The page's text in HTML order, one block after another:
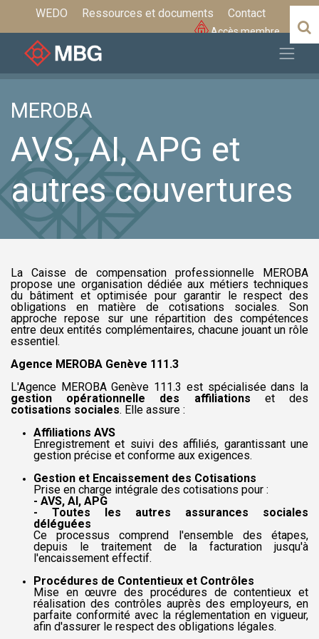
WEDO Ressources et documents Contact
Accès membre
MEROBA
AVS, AI, APG et
autres couvertures
La Caisse de compensation professionnelle MEROBA
propose une organisation dédiée aux métiers techniques
du bâtiment et optimisée pour garantir le respect des
obligations en matière de cotisations sociales. Son
approche repose sur une répartition des compétences
entre deux entités complémentaires, chacune jouant un rôle
essentiel.
Agence MEROBA Genève 111.3
L'Agence MEROBA Genève 111.3 est spécialisée dans la
gestion opérationnelle des affiliations et des
cotisations sociales. Elle assure :
Affiliations AVS
Enregistrement et suivi des affiliés, garantissant une
gestion précise et conforme aux exigences.
Gestion et Encaissement des Cotisations
Prise en charge intégrale des cotisations pour :
- AVS, AI, APG
- Toutes les autres assurances sociales
déléguées
Ce processus comprend l'ensemble des étapes,
depuis le traitement de la facturation jusqu'à
l'encaissement effectif.
Procédures de Contentieux et Contrôles
Mise en œuvre des procédures de contentieux et
réalisation des contrôles auprès des employeurs, en
parfaite conformité avec la réglementation en vigueur,
afin d'assurer le respect des obligations légales.